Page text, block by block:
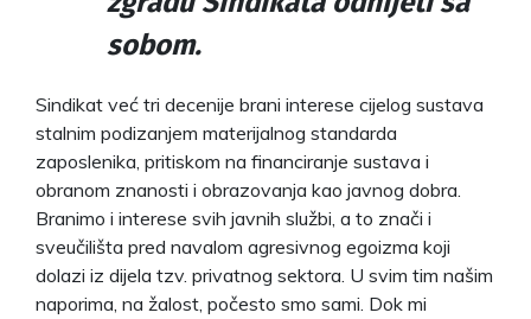
sobom.
Sindikat već tri decenije brani interese cijelog sustava
stalnim podizanjem materijalnog standarda
zaposlenika, pritiskom na financiranje sustava i
obranom znanosti i obrazovanja kao javnog dobra.
Branimo i interese svih javnih službi, a to znači i
sveučilišta pred navalom agresivnog egoizma koji
dolazi iz dijela tzv. privatnog sektora. U svim tim našim
naporima, na žalost, počesto smo sami. Dok mi